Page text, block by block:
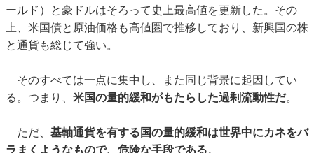
ールド）と豪ドルはそろって史上最高値を更新した。その
上、米国債と原油価格も高値圏で推移しており、新興国の株
と通貨も総じて強い。
そのすべては一点に集中し、また同じ背景に起因してい
る。つまり、 米国の量的緩和がもたらした過剰流動性だ。
ただ、 基軸通貨を有する国の量的緩和は世界中にカネをバ
ラまくようなもので、危険な手段である。